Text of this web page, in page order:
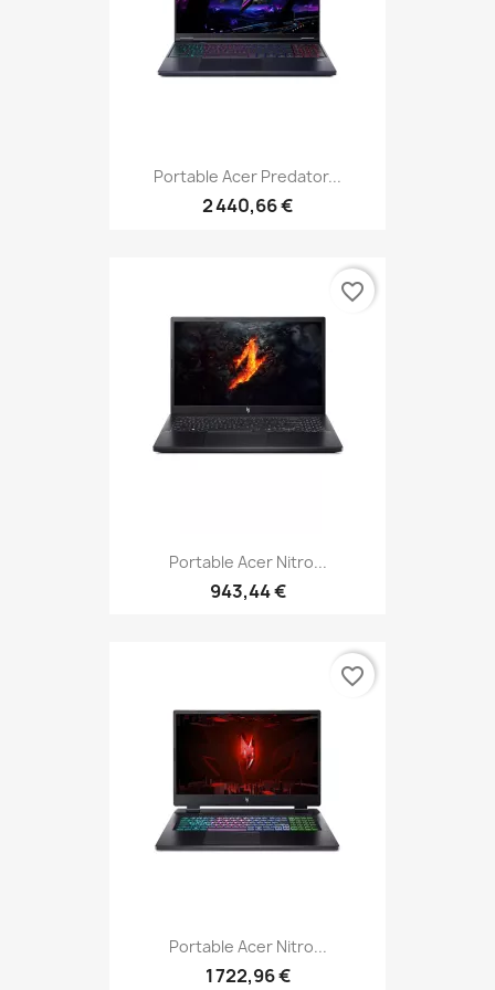
Portable Acer Predator...
2 440,66 €
Portable Acer Nitro...
943,44 €
favorite_border
Portable Acer Nitro...
1 722,96 €
favorite_border